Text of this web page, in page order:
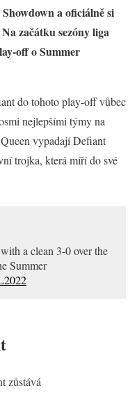
a oficiálně si
začátku sezóny liga
off o Summer
do tohoto play-off vůbec
nejlepšími týmy na
vypadají Defiant
trojka, která míří do své
a clean 3-0 over the
Summer
zůstává